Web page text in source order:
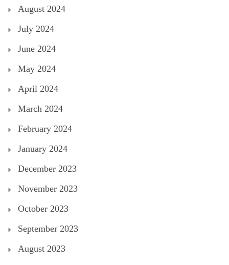
August 2024
July 2024
June 2024
May 2024
April 2024
March 2024
February 2024
January 2024
December 2023
November 2023
October 2023
September 2023
August 2023